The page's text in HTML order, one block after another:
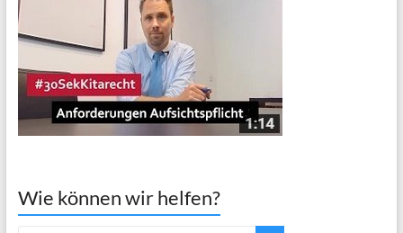
Wie können wir helfen?